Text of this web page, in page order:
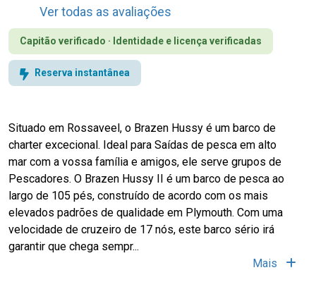
Ver todas as avaliações
Capitão verificado · Identidade e licença verificadas
Reserva instantânea
Situado em Rossaveel, o Brazen Hussy é um barco de
charter excecional. Ideal para Saídas de pesca em alto
mar com a vossa família e amigos, ele serve grupos de
Pescadores. O Brazen Hussy II é um barco de pesca ao
largo de 105 pés, construído de acordo com os mais
elevados padrões de qualidade em Plymouth. Com uma
velocidade de cruzeiro de 17 nós, este barco sério irá
garantir que chega sempr...
Mais